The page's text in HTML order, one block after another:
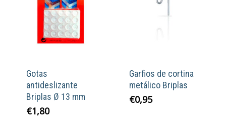
Gotas
antideslizante
Briplas Ø 13 mm
€1,80
Garfios de cortina
metálico Briplas
€0,95